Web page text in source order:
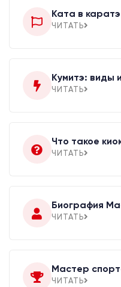
Ката в
ЧИТАТЬ
Кумитэ: виды
ЧИТАТЬ
Что такое
ЧИТАТЬ
Биография
ЧИТАТЬ
Мастер
ЧИТАТЬ